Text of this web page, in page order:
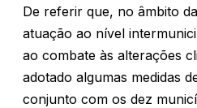
De referir que, no âmbito
atuação ao nível
ao combate às alterações
adotado algumas medidas
conjunto com os dez